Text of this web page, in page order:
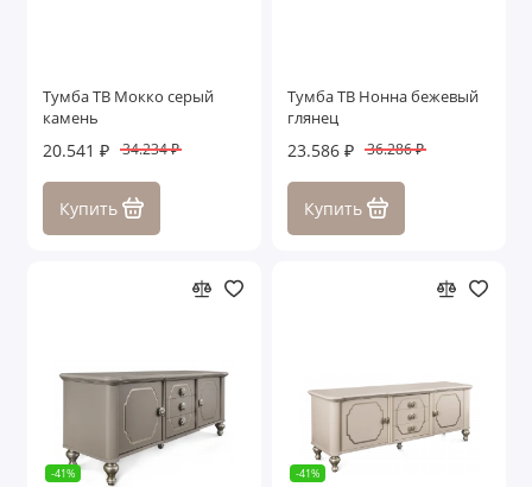
Тумба ТВ Мокко серый
камень
20.541 ₽ 34.234 ₽
Купить
Тумба ТВ Нонна бежевый
глянец
23.586 ₽ 36.286 ₽
Купить
-41%
-41%